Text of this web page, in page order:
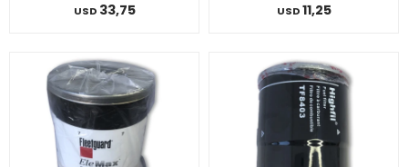
USD 33,75 USD11,25